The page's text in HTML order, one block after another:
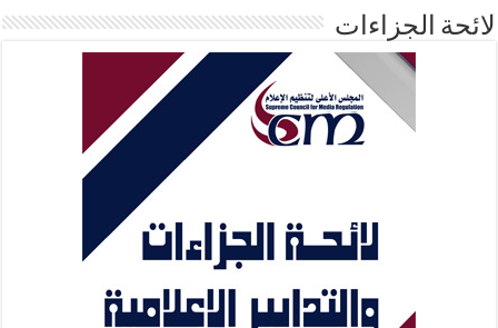
لائحة الجزاءات